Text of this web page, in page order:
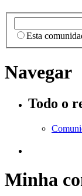
Esta
Navegar
Todo o
Minha